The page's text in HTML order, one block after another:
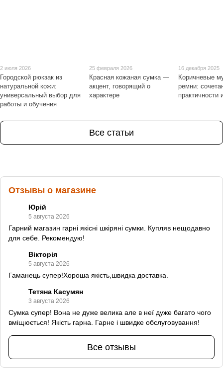
2 июля 2026
Городской рюкзак из
натуральной кожи:
универсальный выбор для
работы и обучения
25 февраля 2026
Красная кожаная сумка —
акцент, говорящий о
характере
16 декабря 2025
Коричневые
ремни:
практичности
Все статьи
Отзывы о магазине
Юрій
5 августа 2026
Гарний магазин гарні якісні шкіряні сумки. Купляв нещодавно
для себе. Рекомендую!
Вікторія
5 августа 2026
Гаманець супер!Хороша якість,швидка доставка.
Тетяна Касумян
3 августа 2026
Сумка супер! Вона не дуже велика але в неї дуже багато чого
вміщюється! Якість гарна. Гарне і швидке обслуговування!
Все отзывы